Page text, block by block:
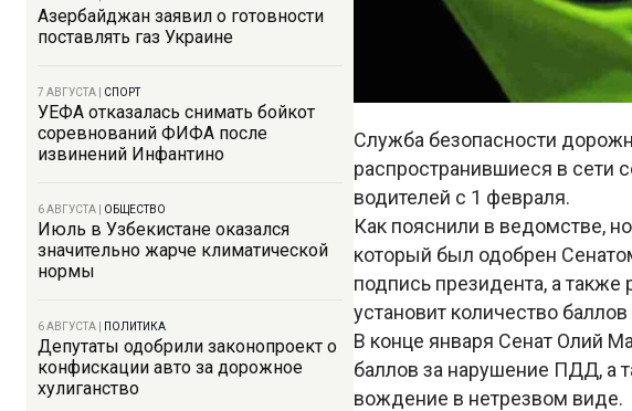
Азербайджан заявил о готовности
поставлять газ Украине
7 АВГУСТА СПОРТ
УЕФА отказалась снимать бойкот
соревнований ФИФА после
извинений Инфантино
6 АВГУСТА ОБЩЕСТВО
Июль в Узбекистане оказался
значительно жарче климатической
нормы
6 АВГУСТА ПОЛИТИКА
Депутаты одобрили законопроект о
конфискации авто за дорожное
хулиганство
Служба безопасности
распространившиеся в
водителей с 1 февраля.
Как пояснили в ведомстве,
который был одобрен
подпись президента, а также
установит количество
В конце января Сенат Олий
баллов за нарушение ПДД, а
вождение в нетрезвом виде.